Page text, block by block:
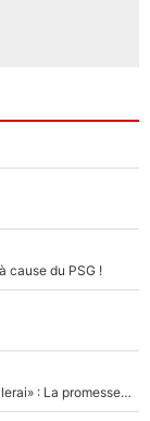
cause du PSG !
Mercato - OM - «Dès que je prends un club, je t’appellerai» : La promesse de Marcelino au moment de claquer la porte